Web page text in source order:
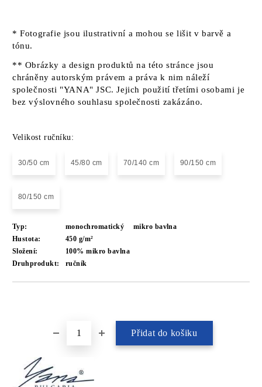
* Fotografie jsou ilustrativní a mohou se lišit v barvě a
tónu.
** Obrázky a design produktů na této stránce jsou
chráněny autorským právem a práva k nim náleží
společnosti "YANA" JSC. Jejich použití třetími osobami je
bez výslovného souhlasu společnosti zakázáno.
Velikost ručníku:
30/50 cm 45/80 cm 70/140 cm 90/150 cm
80/150 cm
Typ: monochromatický
mikro bavlna
Hustota:
450 g/m²
Složení:
100% mikro bavlna
Druhprodukt:
ručník